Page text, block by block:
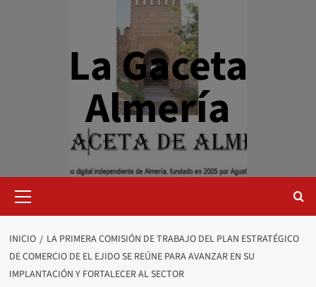
La Gaceta
Almería
primario
INICIO
LA PRIMERA COMISIÓN DE TRABAJO DEL PLAN ESTRATÉGICO
DE COMERCIO DE EL EJIDO SE REÚNE PARA AVANZAR EN SU
IMPLANTACIÓN Y FORTALECER AL SECTOR